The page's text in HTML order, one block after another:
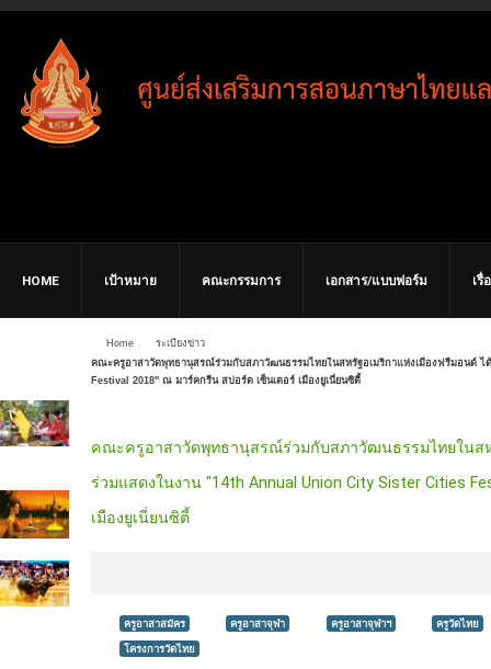
HOME เป้าหมาย คณะกรรมการ เอกสาร/แบบฟอร์ม เรื่
Home
ระเบียงข่าว
คณะครูอาสาวัดพุทธานุสรณ์ร่วมกับสภาวัฒนธรรมไทยในสหรัฐอเมริกาแห่งเมืองฟรีมอนด์
Festival 2018" ณ มาร์คกรีน สปอร์ต เซ็นเตอร์ เมืองยูเนี่ยนซิตี้
คณะครูอาสาวัดพุทธานุสรณ์ร่วมกับสภาวัฒนธรรมไทยในส
ร่วมแสดงในงาน "14th Annual Union City Sister Cities
เมืองยูเนี่ยนซิตี้
ครูอาสาสมัคร ครูอาสาจุฬา ครูอาสาจุฬาฯ ครูวัดไทย
โครงการวัดไทย